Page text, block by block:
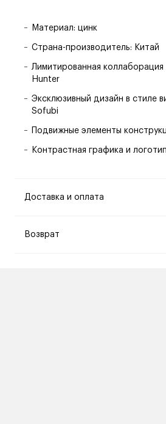
Материал: цинк
Страна-производитель: Китай
Лимитированная
Hunter
Эксклюзивный дизайн в стиле
Sofubi
Подвижные элементы
Контрастная графика и
Доставка и оплата
Возврат